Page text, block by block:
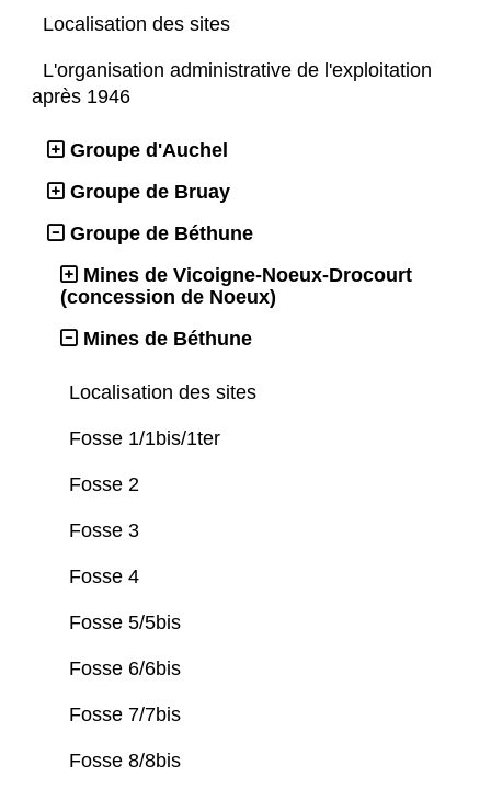
Localisation des sites
L'organisation administrative de l'exploitation
après 1946
Groupe d'Auchel
Groupe de Bruay
Groupe de Béthune
Mines de Vicoigne-Noeux-Drocourt
(concession de Noeux)
Mines de Béthune
Localisation des sites
Fosse 1/1bis/1ter
Fosse 2
Fosse 3
Fosse 4
Fosse 5/5bis
Fosse 6/6bis
Fosse 7/7bis
Fosse 8/8bis